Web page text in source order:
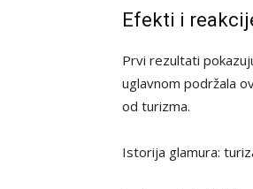
Efekti i
Prvi rezultati
uglavnom podržala
od turizma.
Istorija glamura: